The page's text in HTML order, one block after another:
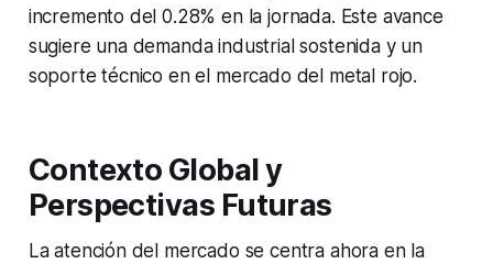
incremento del 0.28% en la jornada. Este avance
sugiere una demanda industrial sostenida y un
soporte técnico en el mercado del metal rojo.
Contexto Global y
Perspectivas Futuras
La atención del mercado se centra ahora en la